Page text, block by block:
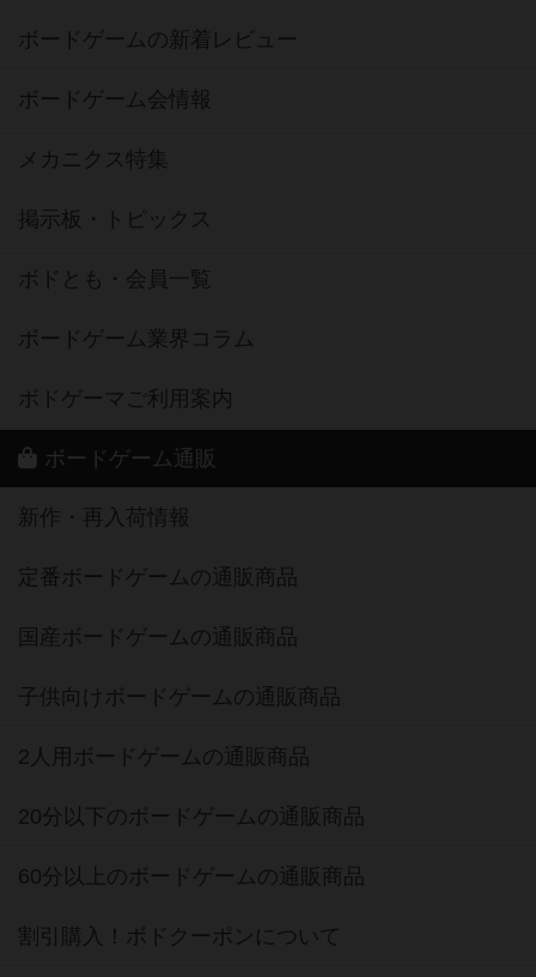
ボードゲームの新着レビュー
ボードゲーム会情報
メカニクス特集
掲示板・トピックス
ボドとも・会員一覧
ボードゲーム業界コラム
ボドゲーマご利用案内
ボードゲーム通販
新作・再入荷情報
定番ボードゲームの通販商品
国産ボードゲームの通販商品
子供向けボードゲームの通販商品
2人用ボードゲームの通販商品
20分以下のボードゲームの通販商品
60分以上のボードゲームの通販商品
割引購入！ボドクーポンについて